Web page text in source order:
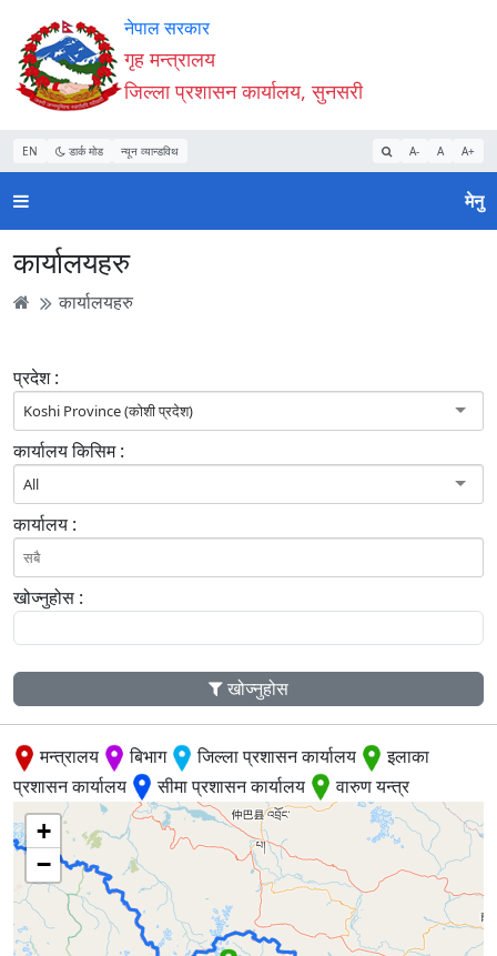
Accessibility
Mode
सुरु
गर्नुहोस्
सामाग्री
पढ्नुहाेस्
नेभिगेसन
पढ्नुहाेस्
वेबसाइट
खोजमा
जानुहोस्
नेपाल सरकार
गृह मन्त्रालय
जिल्ला प्रशासन कार्यालय, सुनसरी
EN डार्क मोड न्यून व्यान्डविथ A- A A+
मेनु
कार्यालयहरु
कार्यालयहरु
प्रदेश :
Koshi Province (कोशी प्रदेश)
कार्यालय किसिम :
All
कार्यालय :
खोज्नुहोस :
खोज्नुहोस
मन्त्रालय बिभाग जिल्ला प्रशासन कार्यालय
इलाका
प्रशासन कार्यालय
सीमा प्रशासन कार्यालय वारुण यन्त्र
+
−